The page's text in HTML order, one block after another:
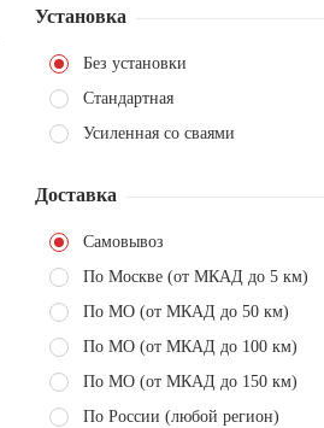
Установка
Без установки
Стандартная
Усиленная со сваями
Доставка
Самовывоз
По Москве (от МКАД до 5 км)
По МО (от МКАД до 50 км)
По МО (от МКАД до 100 км)
По МО (от МКАД до 150 км)
По России (любой регион)